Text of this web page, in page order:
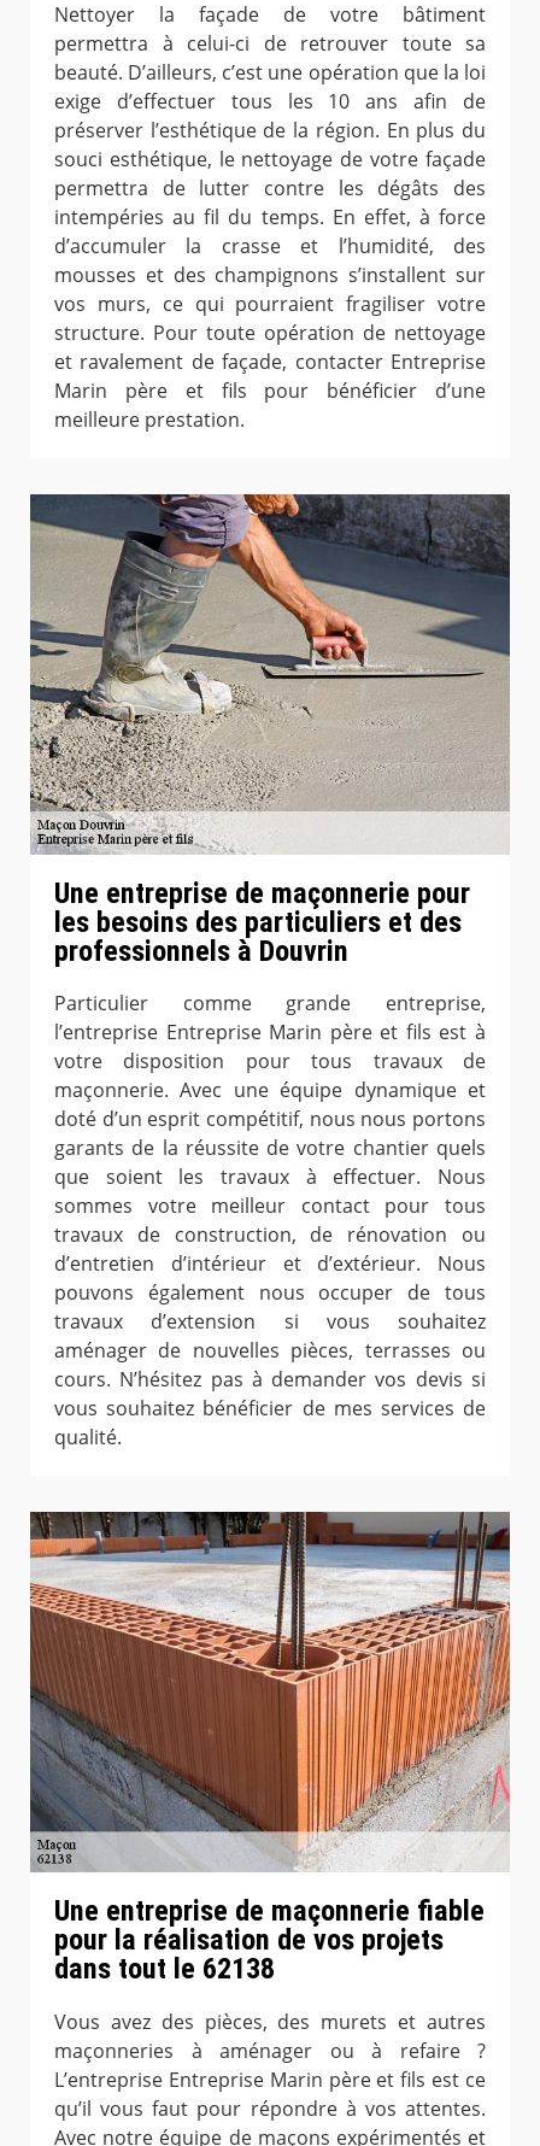
Nettoyer la façade de votre bâtiment
permettra à celui-ci de retrouver toute sa
beauté. D’ailleurs, c’est une opération que la loi
exige d’effectuer tous les 10 ans afin de
préserver l’esthétique de la région. En plus du
souci esthétique, le nettoyage de votre façade
permettra de lutter contre les dégâts des
intempéries au fil du temps. En effet, à force
d’accumuler la crasse et l’humidité, des
mousses et des champignons s’installent sur
vos murs, ce qui pourraient fragiliser votre
structure. Pour toute opération de nettoyage
et ravalement de façade, contacter Entreprise
Marin père et fils pour bénéficier d’une
meilleure prestation.
Une entreprise de maçonnerie pour
les besoins des particuliers et des
professionnels à Douvrin
Particulier comme grande entreprise,
l’entreprise Entreprise Marin père et fils est à
votre disposition pour tous travaux de
maçonnerie. Avec une équipe dynamique et
doté d’un esprit compétitif, nous nous portons
garants de la réussite de votre chantier quels
que soient les travaux à effectuer. Nous
sommes votre meilleur contact pour tous
travaux de construction, de rénovation ou
d’entretien d’intérieur et d’extérieur. Nous
pouvons également nous occuper de tous
travaux d’extension si vous souhaitez
aménager de nouvelles pièces, terrasses ou
cours. N’hésitez pas à demander vos devis si
vous souhaitez bénéficier de mes services de
qualité.
Une entreprise de maçonnerie fiable
pour la réalisation de vos projets
dans tout le 62138
Vous avez des pièces, des murets et autres
maçonneries à aménager ou à refaire ?
L’entreprise Entreprise Marin père et fils est ce
qu’il vous faut pour répondre à vos attentes.
Avec notre équipe de maçons expérimentés et